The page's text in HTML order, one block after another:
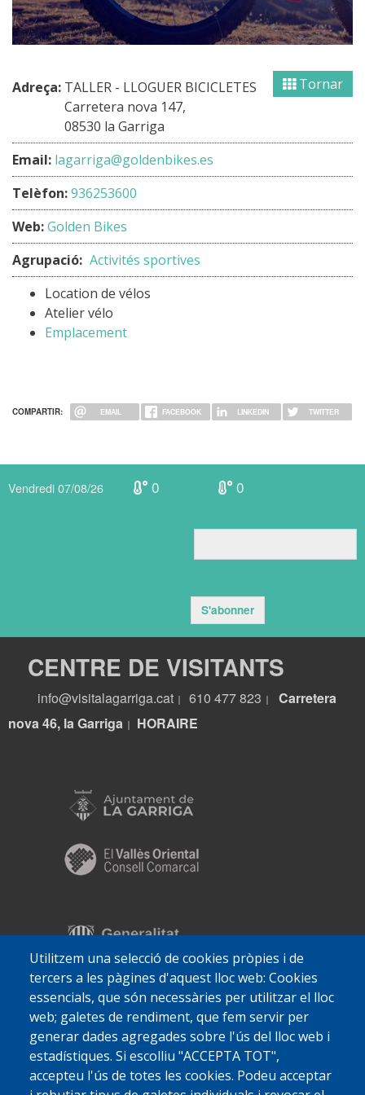
Tornar
Adreça: TALLER - LLOGUER BICICLETES
Carretera nova 147,
08530 la Garriga
Email: lagarriga@goldenbikes.es
Telèfon:936253600
Web:Golden Bikes
Agrupació: Activités sportives
Location de vélos
Atelier vélo
Emplacement
COMPARTIR: EMAIL FACEBOOK LINKEDIN TWITTER
Utilitzem una selecció de cookies pròpies i de
tercers a les pàgines d'aquest lloc web: Cookies
essencials, que són necessàries per utilitzar el lloc
web; galetes de rendiment, que fem servir per
generar dades agregades sobre l'ús del lloc web i
estadístiques. Si escolliu "ACCEPTA TOT",
accepteu l'ús de totes les cookies. Podeu acceptar
Vendredi 07/08/26 0 0
S'abonner
CENTRE DE VISITANTS
info@visitalagarriga.cat 610 477 823
Carretera
nova 46, la Garriga
HORAIRE